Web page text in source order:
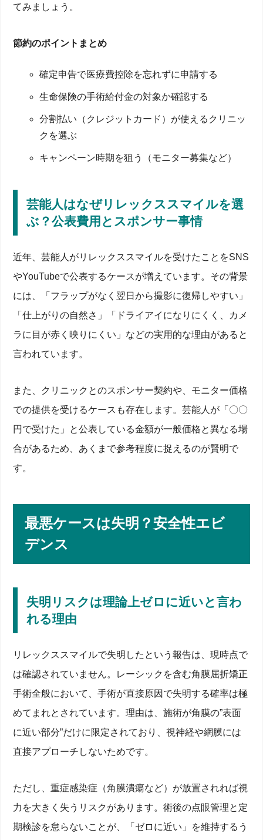
てみましょう。
節約のポイントまとめ
確定申告で医療費控除を忘れずに申請する
生命保険の手術給付金の対象か確認する
分割払い（クレジットカード）が使えるクリニッ
クを選ぶ
キャンペーン時期を狙う（モニター募集など）
芸能人はなぜリレックススマイルを選
ぶ？公表費用とスポンサー事情
近年、芸能人がリレックススマイルを受けたことをSNS
やYouTubeで公表するケースが増えています。その背景
には、「フラップがなく翌日から撮影に復帰しやすい」
「仕上がりの自然さ」「ドライアイになりにくく、カメ
ラに目が赤く映りにくい」などの実用的な理由があると
言われています。
また、クリニックとのスポンサー契約や、モニター価格
での提供を受けるケースも存在します。芸能人が「〇〇
円で受けた」と公表している金額が一般価格と異なる場
合があるため、あくまで参考程度に捉えるのが賢明で
す。
最悪ケースは失明？安全性エビ
デンス
失明リスクは理論上ゼロに近いと言わ
れる理由
リレックススマイルで失明したという報告は、現時点で
は確認されていません。レーシックを含む角膜屈折矯正
手術全般において、手術が直接原因で失明する確率は極
めてまれとされています。理由は、施術が角膜の”表面
に近い部分”だけに限定されており、視神経や網膜には
直接アプローチしないためです。
ただし、重症感染症（角膜潰瘍など）が放置されれば視
力を大きく失うリスクがあります。術後の点眼管理と定
期検診を怠らないことが、「ゼロに近い」を維持するう